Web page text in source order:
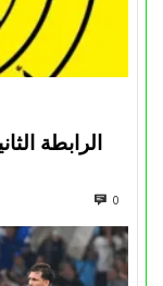
الرابطة
0